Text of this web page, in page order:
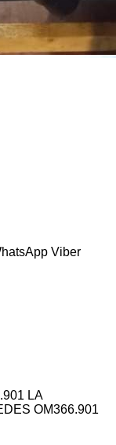
Viber
LA
OM366.901